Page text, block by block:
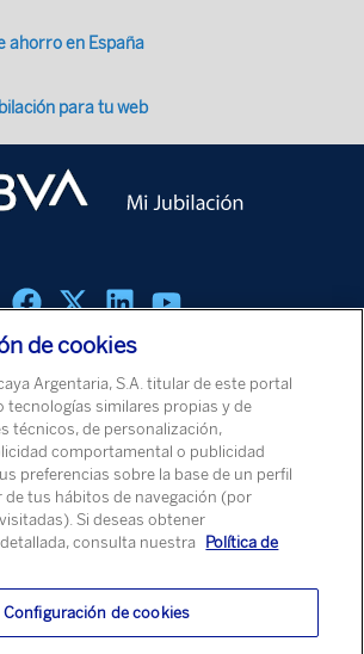
ahorro en España
para tu web
Aviso Legal
Política de Protección de Datos
Aviso de Seguridad
Vizcaya Argentaria, S.A. 2026
de cookies
Argentaria, S.A. titular de este portal
tecnologías similares propias y de
técnicos, de personalización,
comportamental o publicidad
preferencias sobre la base de un perfil
de tus hábitos de navegación (por
Si deseas obtener
consulta nuestra
Política de
Configuración de cookies